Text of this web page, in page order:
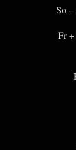
So
Fr